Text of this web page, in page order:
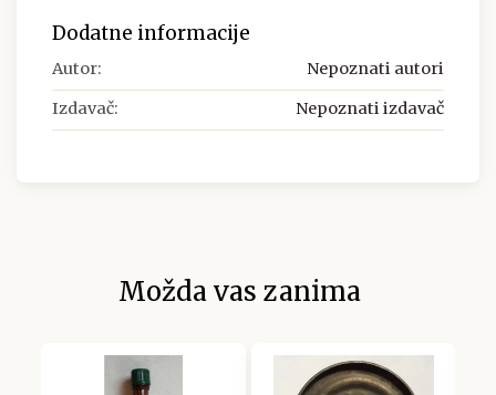
Dodatne informacije
Autor: Nepoznati autori
Izdavač: Nepoznati izdavač
Možda vas zanima